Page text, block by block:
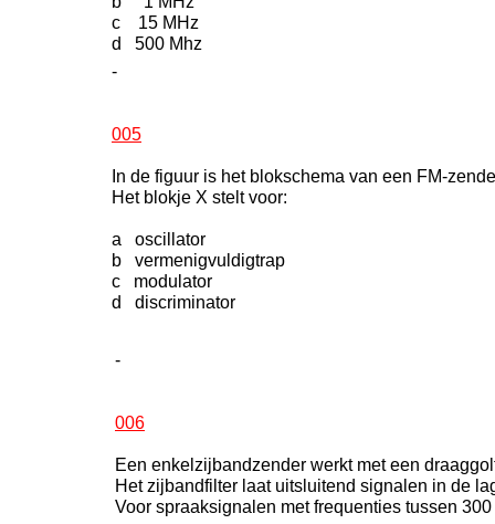
c 15 MHz
d 500 Mhz
-
005
In de figuur is het blokschema van een FM-
Het blokje X stelt voor:
a oscillator
b vermenigvuldigtrap
c modulator
d discriminator
-
006
Een enkelzijbandzender werkt met een
Het zijbandfilter laat uitsluitend signalen in de
Voor spraaksignalen met frequenties tussen